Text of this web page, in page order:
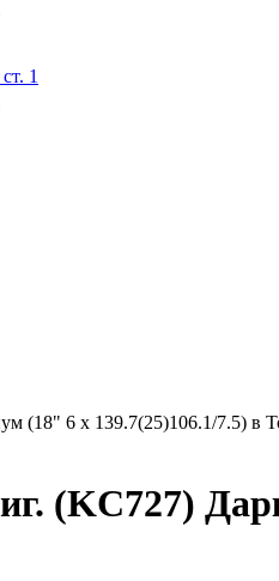
1
(18" 6 x 139.7(25)106.1/7.5) в
(KC727)